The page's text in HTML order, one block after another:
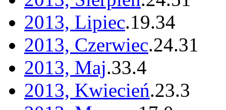
2013, Lipiec.19.34
2013, Czerwiec.24.31
2013, Maj.33.4
2013, Kwiecień.23.3